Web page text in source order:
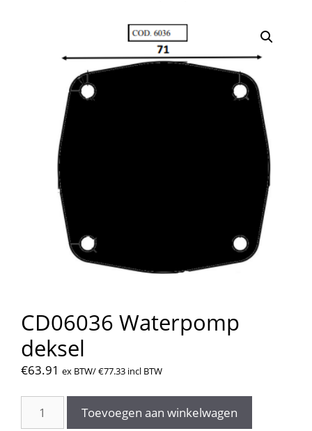
CD06036 Waterpomp
deksel
€63.91 ex BTW/€77.33 incl BTW
Waterpomp
Toevoegen aan winkelwagen